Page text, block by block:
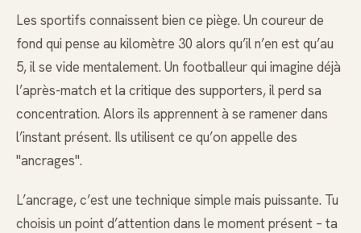
Les sportifs connaissent bien ce piège. Un coureur de
fond qui pense au kilomètre 30 alors qu’il n’en est qu’au
5, il se vide mentalement. Un footballeur qui imagine déjà
l’après-match et la critique des supporters, il perd sa
concentration. Alors ils apprennent à se ramener dans
l’instant présent. Ils utilisent ce qu’on appelle des
"ancrages".
L’ancrage, c’est une technique simple mais puissante. Tu
choisis un point d’attention dans le moment présent – ta